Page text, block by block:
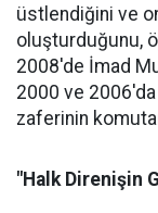
üstlendiğini ve
oluşturduğunu,
2008'de İmad
2000 ve
zaferinin
"Halk Direnişin